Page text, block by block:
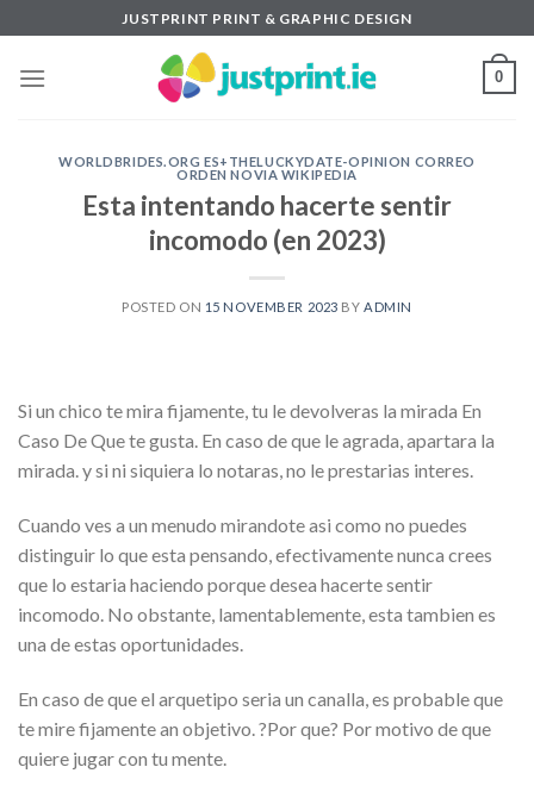
to
content
JUSTPRINT PRINT & GRAPHIC DESIGN
0
WORLDBRIDES.ORG ES+THELUCKYDATE-OPINION CORREO
ORDEN NOVIA WIKIPEDIA
Esta intentando hacerte sentir
incomodo (en 2023)
POSTED ON 15 NOVEMBER 2023 BY ADMIN
Si un chico te mira fijamente, tu le devolveras la mirada En
Caso De Que te gusta. En caso de que le agrada, apartara la
mirada. y si ni siquiera lo notaras, no le prestarias interes.
Cuando ves a un menudo mirandote asi­ como no puedes
distinguir lo que esta pensando, efectivamente nunca crees
que lo estaria haciendo porque desea hacerte sentir
incomodo. No obstante, lamentablemente, esta tambien es
una de estas oportunidades.
En caso de que el arquetipo seri­a un canalla, es probable que
te mire fijamente an objetivo. ?Por que? Por motivo de que
quiere jugar con tu mente.